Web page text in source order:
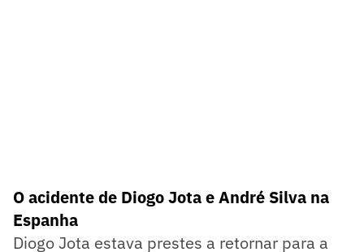
O acidente de Diogo Jota e André Silva na
Espanha
Diogo Jota estava prestes a retornar para a